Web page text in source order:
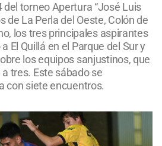
torneo Apertura “José Luis
de La Perla del Oeste, Colón de
los tres principales aspirantes
El Quillá en el Parque del Sur y
los equipos sanjustinos, que
tres. Este sábado se
con siete encuentros.